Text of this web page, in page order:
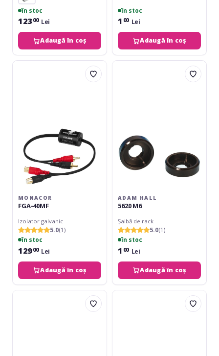
în stoc
12300 Lei
Adaugă în coș
în stoc
1 00 Lei
Adaugă în coș
Monacor
MONACOR
FGA-40MF
Izolator galvanic
5.0(1)
în stoc
12900 Lei
Adaugă în coș
Adam
ADAM HALL
5620 M6
Șaibă de rack
5.0(1)
în stoc
1 00 Lei
Adaugă în coș
Rode
Adam